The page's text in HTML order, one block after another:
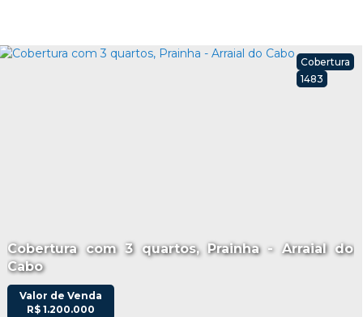
Cobertura com 3 quartos, Prainha - Arraial do
Cabo
1483
Cobertura
R$ 1.200.000
Valor de Venda